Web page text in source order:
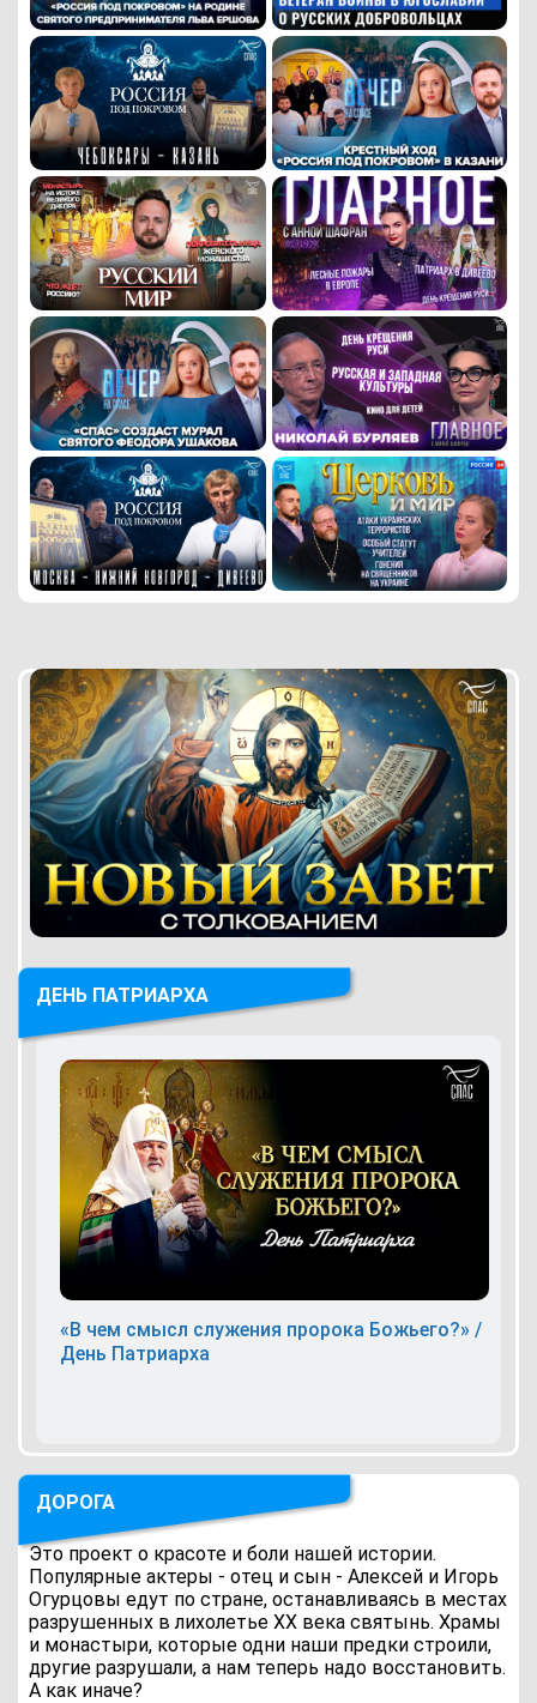
ДЕНЬ ПАТРИАРХА
«В чем смысл служения пророка Божьего?» /
День Патриарха
ДОРОГА
Это проект о красоте и боли нашей истории.
Популярные актеры - отец и сын - Алексей и Игорь
Огурцовы едут по стране, останавливаясь в местах
разрушенных в лихолетье ХХ века святынь. Храмы
и монастыри, которые одни наши предки строили,
другие разрушали, а нам теперь надо восстановить.
А как иначе?